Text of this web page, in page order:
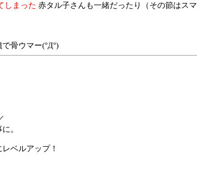
しまった 赤タル子さんも一緒だったり（その節はスマ
骨ウマー(°Д°)
。
ベルアップ！